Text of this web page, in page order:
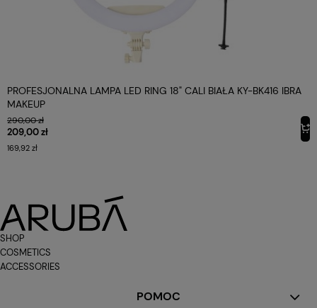
PROFESJONALNA LAMPA LED RING 18" CALI BIAŁA KY-BK416 IBRA
MAKEUP
290,00 zł
209,00 zł
169,92 zł
SHOP
COSMETICS
ACCESSORIES
POMOC